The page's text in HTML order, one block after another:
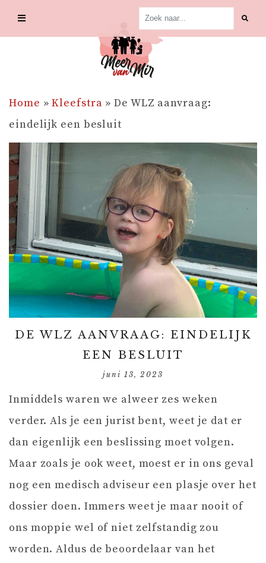
Home »Kleefstra »De WLZ aanvraag:
eindelijk een besluit
DE WLZ AANVRAAG: EINDELIJK
EEN BESLUIT
juni 13, 2023
Inmiddels waren we alweer zes weken
verder. Als je een jurist bent, weet je dat er
dan eigenlijk een beslissing moet volgen.
Maar zoals je ook weet, moest er in ons geval
nog een medisch adviseur een plasje over het
dossier doen. Immers weet je maar nooit of
ons moppie wel of niet zelfstandig zou
worden. Aldus de beoordelaar van het